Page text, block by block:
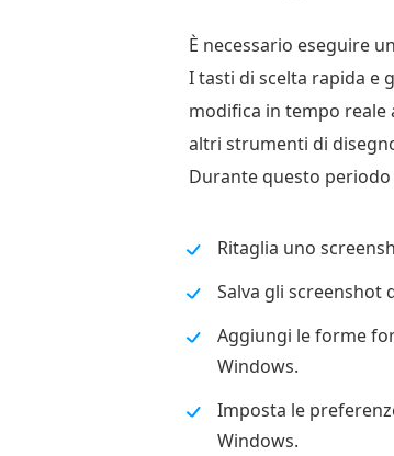
È necessario eseguire
I tasti di scelta rapida e
modifica in tempo
altri strumenti di
Durante questo
Ritaglia uno
Salva gli screenshot
Aggiungi le forme
Windows.
Imposta le
Windows.